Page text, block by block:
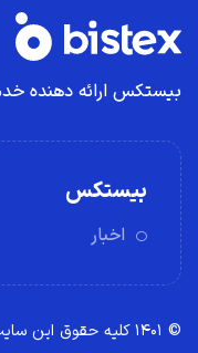
بیستکس ارائه دهنده
بیستکس
اخبار
© ۱۴۰۱ کلیه حقوق این سایت متعلق به بیستکس می‌باشد